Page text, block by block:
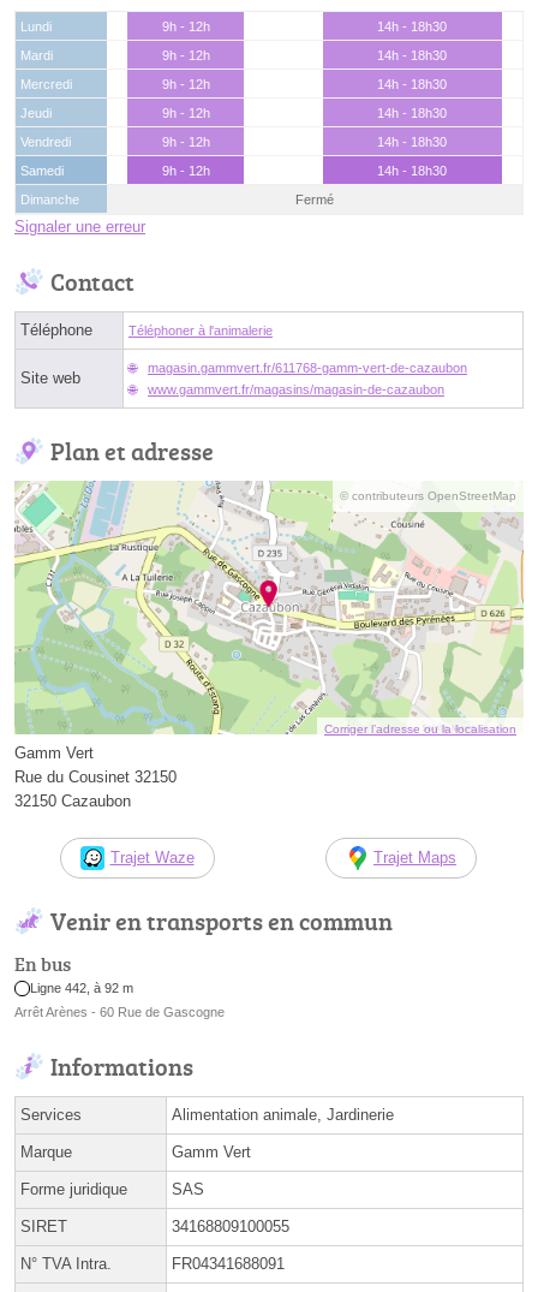
Lundi 9h - 12h
14h - 18h30
Mardi
9h - 12h
14h - 18h30
Mercredi
9h - 12h
14h - 18h30
Jeudi
9h - 12h
14h - 18h30
Vendredi
9h - 12h
14h - 18h30
Samedi
9h - 12h
14h - 18h30
Dimanche
Fermé
Signaler une erreur
Contact
Téléphone Téléphoner à l'animalerie
Site web
magasin.gammvert.fr/611768-gamm-vert-de-cazaubon
www.gammvert.fr/magasins/magasin-de-cazaubon
Plan et adresse
© contributeurs OpenStreetMap
Corriger l’adresse ou la localisation
Gamm Vert
Rue du Cousinet 32150
32150 Cazaubon
Trajet Waze Trajet Maps
Venir en transports en commun
En bus
Ligne 442, à 92 m
Arrêt Arènes - 60 Rue de Gascogne
Informations
Services Alimentation animale, Jardinerie
Marque Gamm Vert
Forme juridique SAS
SIRET 34168809100055
N° TVA Intra. FR04341688091